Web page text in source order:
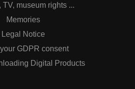
révélation d’une nature
les libertins, une
feu : le charme et ses pouvoirs
force supérieure qui s’impose à
plus farouche, même au roi qui
d’être abusé par l’amour
se révéler infidèle ou indigne
TV, museum rights ...
Memories
Legal Notice
GDPR consent
Digital Products